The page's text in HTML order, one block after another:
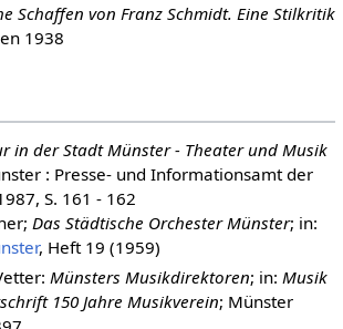
Schaffen von Franz Schmidt. Eine Stilkritik
1938
in der Stadt Münster - Theater und Musik
: Presse- und Informationsamt der
S. 161 - 162
Das Städtische Orchester Münster; in:
, Heft 19 (1959)
Münsters Musikdirektoren; in:Musik
150 Jahre Musikverein; Münster